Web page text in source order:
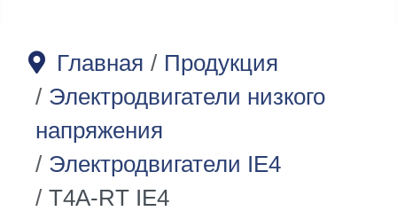
Главная
Продукция
Электродвигатели низкого
напряжения
Электродвигатели IE4
T4A-RT IE4